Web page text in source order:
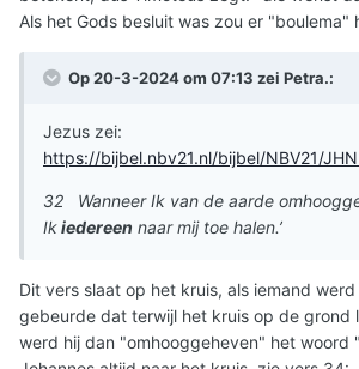
Als het Gods besluit was zou er "boulema"
Op 20-3-2024 om 07:13 zei Petra.:
Jezus zei:
https://bijbel.nbv21.nl/bijbel/NBV21/
32 Wanneer Ik van de aarde
Ikiedereen naar mij toe halen.’
Dit vers slaat op het kruis, als iemand
gebeurde dat terwijl het kruis op de grond
werd hij dan "omhooggeheven" het woord